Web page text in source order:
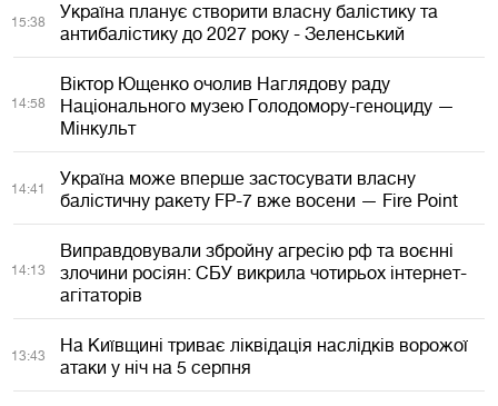
Україна планує створити власну балістику та
антибалістику до 2027 року - Зеленський
15:38
Віктор Ющенко очолив Наглядову раду
Національного музею Голодомору-геноциду —
Мінкульт
14:58
Україна може вперше застосувати власну
балістичну ракету FP-7 вже восени — Fire Point
14:41
Виправдовували збройну агресію рф та воєнні
злочини росіян: СБУ викрила чотирьох інтернет-
агітаторів
14:13
На Київщині триває ліквідація наслідків ворожої
атаки у ніч на 5 серпня
13:43